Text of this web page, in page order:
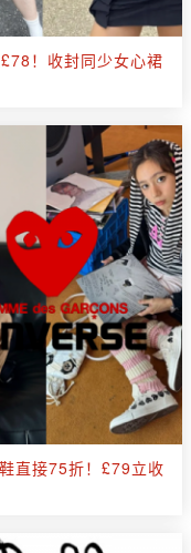
！收封同少女心裙
直接75折！£79立收